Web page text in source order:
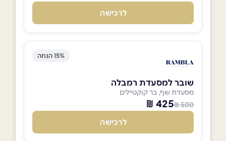
לרכישה
15% הנחה
שובר למסעדת רמבלה
מסעדת שף, בר קוקטיילים
500 ₪
425 ₪
לרכישה